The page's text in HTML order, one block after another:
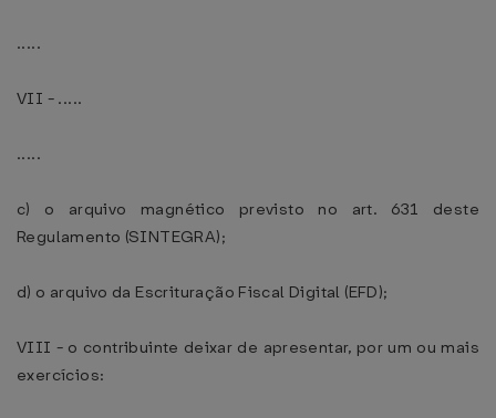
.....
VII - .....
.....
c) o arquivo magnético previsto no art. 631 deste
Regulamento (SINTEGRA);
d) o arquivo da Escrituração Fiscal Digital (EFD);
VIII - o contribuinte deixar de apresentar, por um ou mais
exercícios: